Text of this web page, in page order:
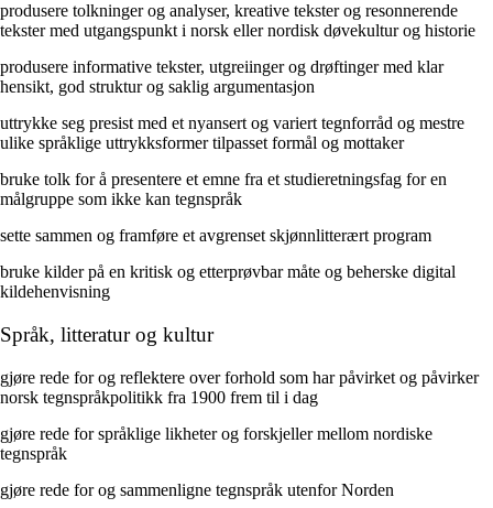
produsere tolkninger og analyser, kreative tekster og resonnerende
tekster med utgangspunkt i norsk eller nordisk døvekultur og historie
produsere informative tekster, utgreiinger og drøftinger med klar
hensikt, god struktur og saklig argumentasjon
uttrykke seg presist med et nyansert og variert tegnforråd og mestre
ulike språklige uttrykksformer tilpasset formål og mottaker
bruke tolk for å presentere et emne fra et studieretningsfag for en
målgruppe som ikke kan tegnspråk
sette sammen og framføre et avgrenset skjønnlitterært program
bruke kilder på en kritisk og etterprøvbar måte og beherske digital
kildehenvisning
Språk, litteratur og kultur
gjøre rede for og reflektere over forhold som har påvirket og påvirker
norsk tegnspråkpolitikk fra 1900 frem til i dag
gjøre rede for språklige likheter og forskjeller mellom nordiske
tegnspråk
gjøre rede for og sammenligne tegnspråk utenfor Norden